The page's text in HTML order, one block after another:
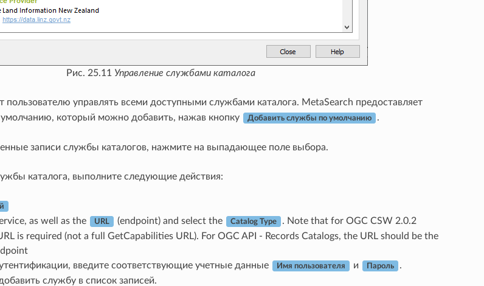
Рис. 25.11 Управление службами каталога
пользователю управлять всеми доступными службами каталога. MetaSearch предоставляет
умолчанию, который можно добавить, нажав кнопку
Добавить службы по умолчанию .
записи службы каталогов, нажмите на выпадающее поле выбора.
каталога, выполните следующие действия:
as well as the URL (endpoint) and select the Catalog Type
. Note that for OGC CSW 2.0.2
is required (not a full GetCapabilities URL). For OGC API - Records Catalogs, the URL should be the
введите соответствующие учетные данные
Имя пользователя и Пароль
.
службу в список записей.